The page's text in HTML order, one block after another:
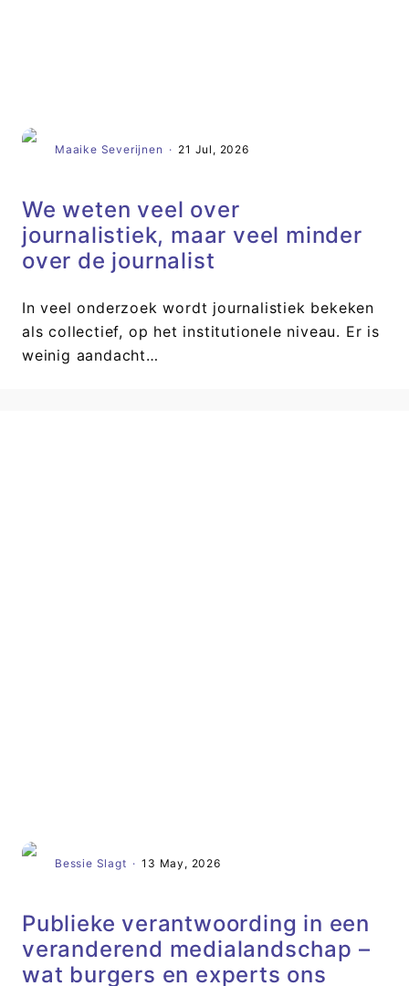
Maaike Severijnen · 21 Jul, 2026
We weten veel over
journalistiek, maar veel minder
over de journalist
In veel onderzoek wordt journalistiek bekeken
als collectief, op het institutionele niveau. Er is
weinig aandacht…
Bessie Slagt · 13 May, 2026
Publieke verantwoording in een
veranderend medialandschap –
wat burgers en experts ons